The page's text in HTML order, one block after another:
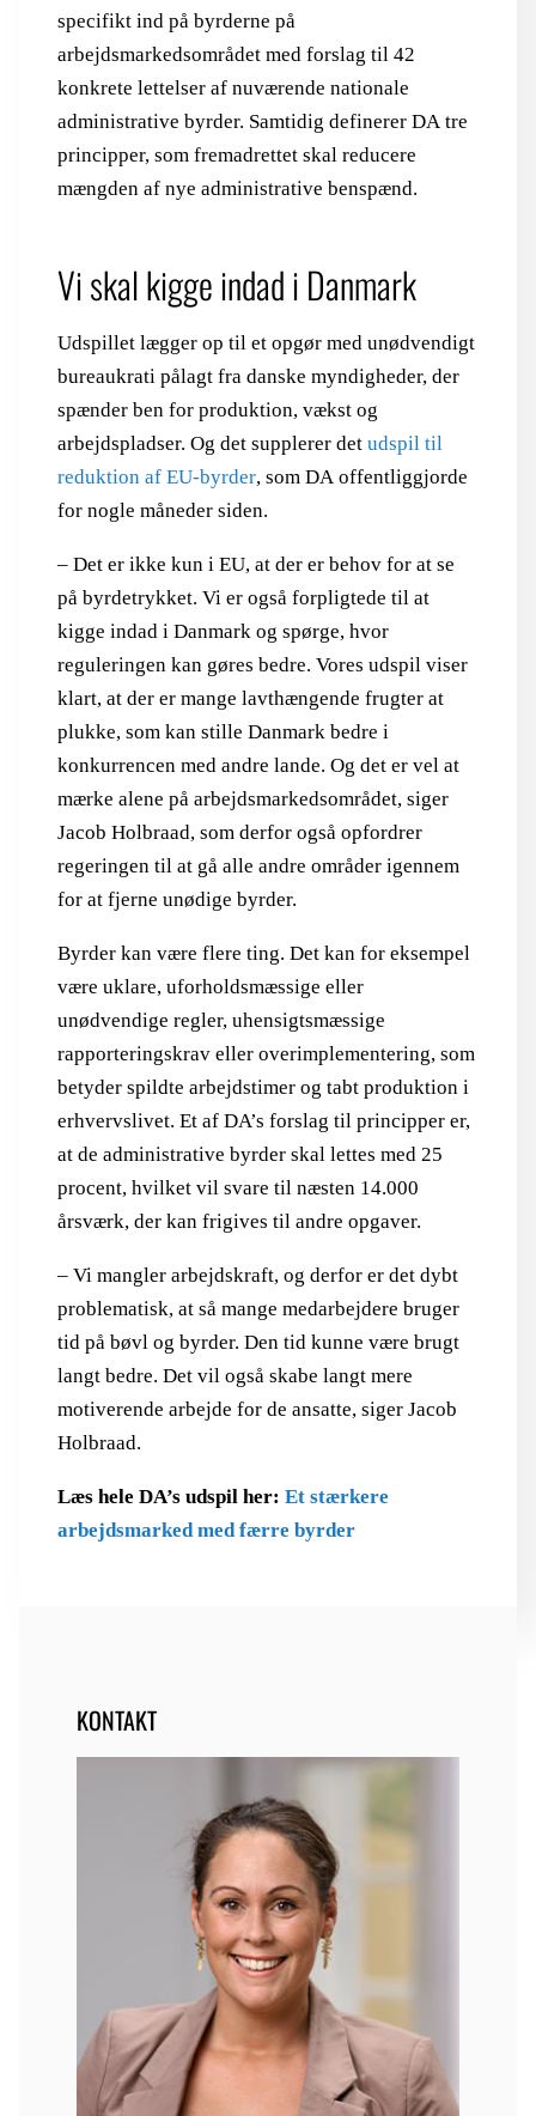
specifikt ind på byrderne på
arbejdsmarkedsområdet med forslag til 42
konkrete lettelser af nuværende nationale
administrative byrder. Samtidig definerer DA tre
principper, som fremadrettet skal reducere
mængden af nye administrative benspænd.
Vi skal kigge indad i Danmark
Udspillet lægger op til et opgør med unødvendigt
bureaukrati pålagt fra danske myndigheder, der
spænder ben for produktion, vækst og
arbejdspladser. Og det supplerer det udspil til
reduktion af EU-byrder, som DA offentliggjorde
for nogle måneder siden.
– Det er ikke kun i EU, at der er behov for at se
på byrdetrykket. Vi er også forpligtede til at
kigge indad i Danmark og spørge, hvor
reguleringen kan gøres bedre. Vores udspil viser
klart, at der er mange lavthængende frugter at
plukke, som kan stille Danmark bedre i
konkurrencen med andre lande. Og det er vel at
mærke alene på arbejdsmarkedsområdet, siger
Jacob Holbraad, som derfor også opfordrer
regeringen til at gå alle andre områder igennem
for at fjerne unødige byrder.
Byrder kan være flere ting. Det kan for eksempel
være uklare, uforholdsmæssige eller
unødvendige regler, uhensigtsmæssige
rapporteringskrav eller overimplementering, som
betyder spildte arbejdstimer og tabt produktion i
erhvervslivet. Et af DA’s forslag til principper er,
at de administrative byrder skal lettes med 25
procent, hvilket vil svare til næsten 14.000
årsværk, der kan frigives til andre opgaver.
– Vi mangler arbejdskraft, og derfor er det dybt
problematisk, at så mange medarbejdere bruger
tid på bøvl og byrder. Den tid kunne være brugt
langt bedre. Det vil også skabe langt mere
motiverende arbejde for de ansatte, siger Jacob
Holbraad.
Læs hele DA’s udspil her: Et stærkere
arbejdsmarked med færre byrder
KONTAKT